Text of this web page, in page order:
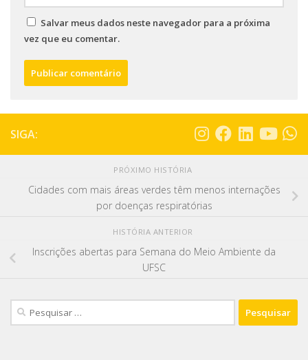
Salvar meus dados neste navegador para a próxima
vez que eu comentar.
SIGA:
PRÓXIMO HISTÓRIA
Cidades com mais áreas verdes têm menos internações
por doenças respiratórias
HISTÓRIA ANTERIOR
Inscrições abertas para Semana do Meio Ambiente da
UFSC